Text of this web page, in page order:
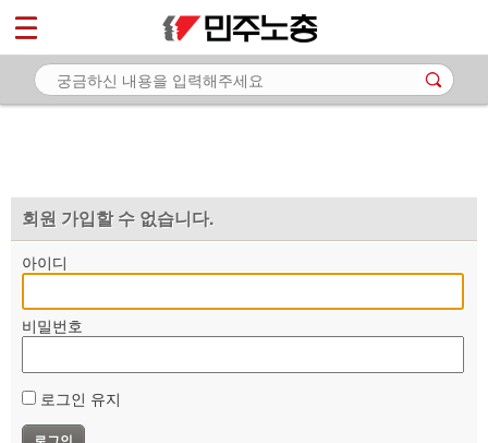
회원 가입할 수 없습니다.
아이디
비밀번호
로그인 유지
마이페이지
소개
자료
부설기관